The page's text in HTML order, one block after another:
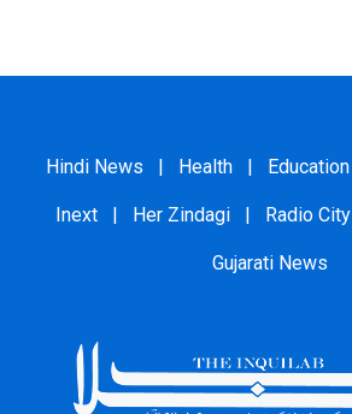
Hindi News | Health | Education
Inext | Her Zindagi | Radio City
Gujarati News